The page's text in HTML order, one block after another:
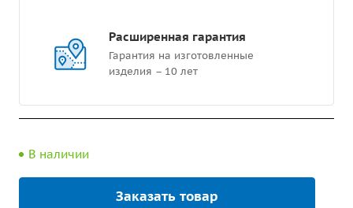
Расширенная гарантия
Гарантия на изготовленные
изделия – 10 лет
В наличии
Заказать товар